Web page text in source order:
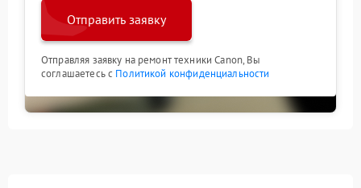
Отправить заявку
Отправляя заявку на ремонт техники Canon, Вы
соглашаетесь с Политикой конфиденциальности